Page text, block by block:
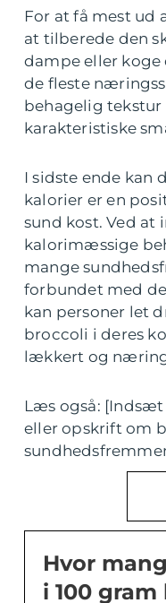
For at få mest ud
at tilberede den
dampe eller
de fleste
behagelig tekstur
karakteristiske
I sidste ende kan
kalorier er en
sund kost. Ved at
kalorimæssige
mange
forbundet med
kan personer let
broccoli i deres
lækkert og
Læs også:
eller opskrift om
Hvor
i 100